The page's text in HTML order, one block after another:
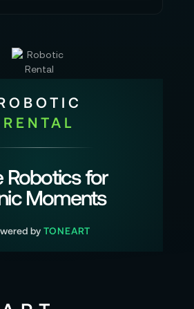
RENTAL
Robotics for
Moments
by TONEART